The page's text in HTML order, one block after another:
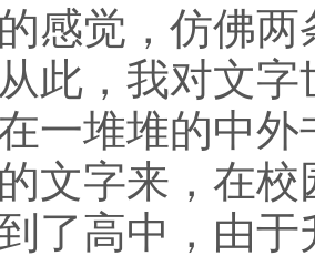
感觉，仿佛
此，我对文
一堆堆的中
文字来，在
了高中，由